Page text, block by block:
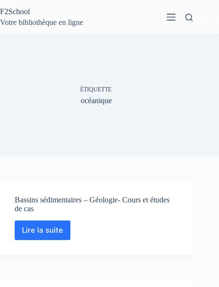
au
contenu
F2School
Votre bibliothèque en ligne
ÉTIQUETTE
océanique
Bassins sédimentaires – Géologie- Cours et études
de cas
Lire la suite
Bassins